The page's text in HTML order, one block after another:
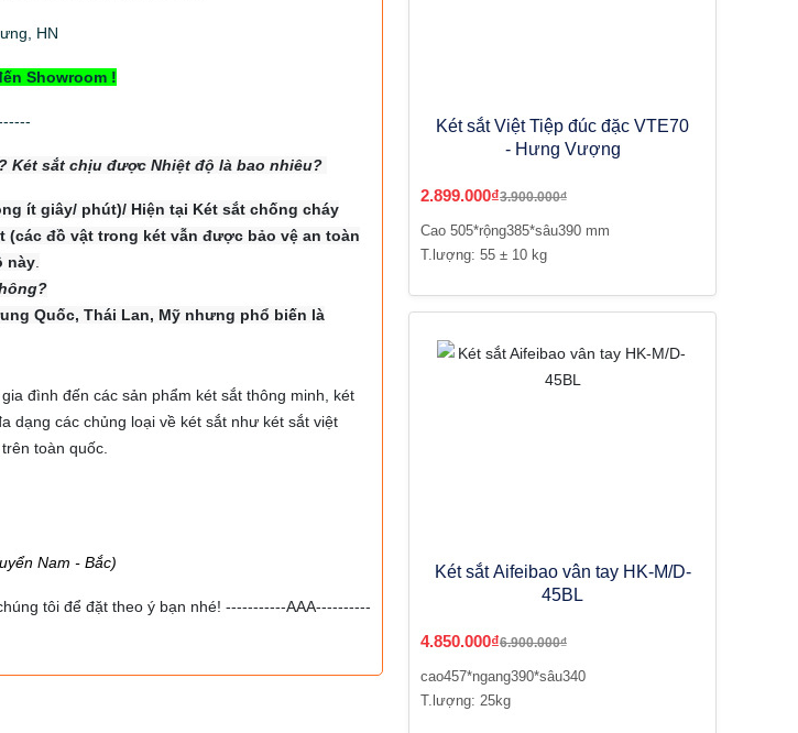
HN
Showroom !
Két sắt chịu được Nhiệt độ là bao nhiêu?
ít giây/ phút)/ Hiện tại Két sắt chống cháy
(các đồ vật trong két vẫn được bảo vệ an toàn
này.
Quốc, Thái Lan, Mỹ nhưng phổ biến là
đình đến các sản phẩm két sắt thông minh, két
dạng các chủng loại về két sắt như két sắt việt
toàn quốc.
Nam - Bắc)
tôi để đặt theo ý bạn nhé! -----------AAA----------
Két sắt Việt Tiệp đúc đặc VTE70
- Hưng Vượng
2.899.000₫3.900.000₫
Cao 505*rộng385*sâu390 mm
T.lượng: 55 ± 10 kg
Két sắt Aifeibao vân tay HK-M/D-
45BL
4.850.000₫6.900.000₫
cao457*ngang390*sâu340
T.lượng: 25kg